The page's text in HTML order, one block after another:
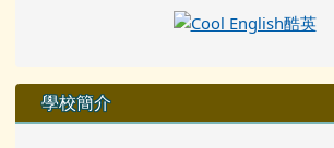
學校簡介